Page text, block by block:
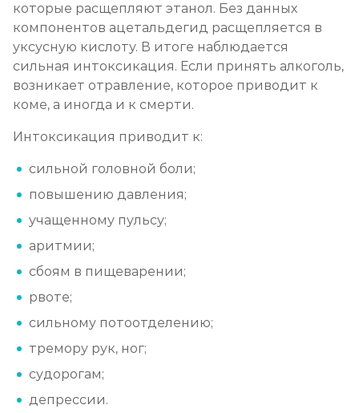
Кодирование Аквилонгом
Записаться
Кодирование Алгоминалом
Кодирование препаратом Тетлонг 250
от 4 500 ₽
Кодирование Колме
от 5 000 ₽
Кодирование с провокацией
от 4 500 ₽
которые расщепляют этанол. Без данных
компонентов ацетальдегид расщепляется в
уксусную кислоту. В итоге наблюдается
сильная интоксикация. Если принять алкоголь,
возникает отравление, которое приводит к
коме, а иногда и к смерти.
Интоксикация приводит к:
сильной головной боли;
повышению давления;
учащенному пульсу;
аритмии;
сбоям в пищеварении;
рвоте;
сильному потоотделению;
тремору рук, ног;
судорогам;
депрессии.